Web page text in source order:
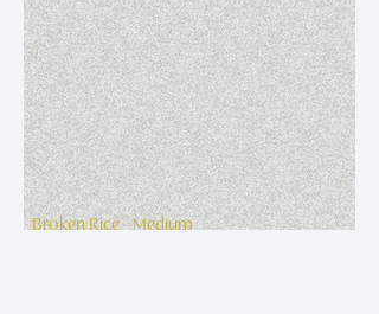
Broken Rice - Medium